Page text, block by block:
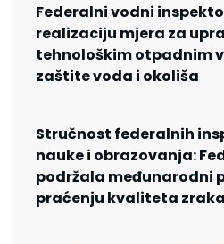
Federalni vodni
realizaciju mjera za
tehnološkim otpadnim
zaštite voda i okoliša
Stručnost federalnih
nauke i obrazovanja:
podržala međunarodni
praćenju kvaliteta zraka